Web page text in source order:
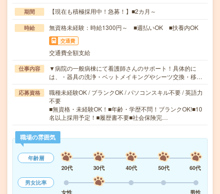
期間 【現在も積極採用中！急募！】■2カ月～
時給 無資格未経験：時給1300円～ ■週払いOK ■扶養内OK
交通費
交通費全額支給
仕事内容
▼病院の一般病棟にて看護師さんのサポート！具体的に
は、・器具の洗浄・ベットメイキングやシーツ交換・移…
応募資格
職種未経験OK / ブランクOK / パソコンスキル不要 / 英語力
不要
■無資格・未経験OK！■年齢・学歴不問！ブランクOK!■10
名以上採用予定！■履歴書不要■社会保険完…
職場の雰囲気
年齢層
20代
30代 40代 50代
60代
男女比率
女性
男性